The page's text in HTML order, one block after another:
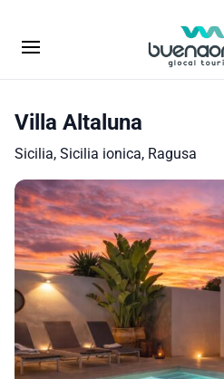
Villa Altaluna
Sicilia, Sicilia ionica, Ragusa